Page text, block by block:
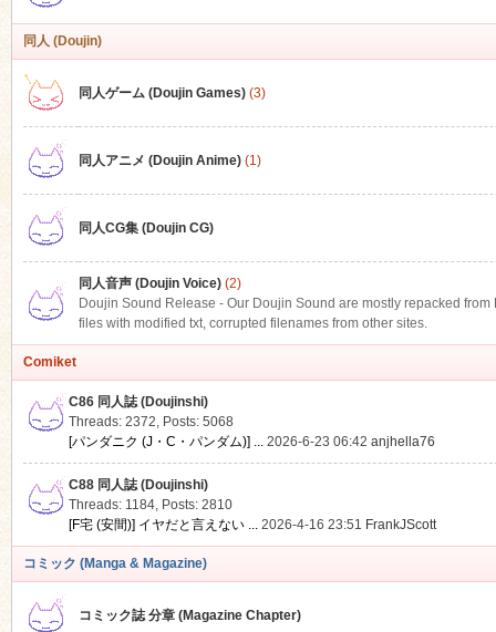
同人 (Doujin)
同人ゲーム (Doujin Games)(3)
同人アニメ (Doujin Anime)(1)
同人CG集 (Doujin CG)
同人音声 (Doujin Voice)(2)
Doujin Sound Release - Our Doujin Sound are mostly repacked
files with modified txt, corrupted filenames from other sites.
Comiket
C86 同人誌 (Doujinshi)
Threads: 2372, Posts: 5068
[パンダニク (J・C・パンダム)] ... 2026-6-23 06:42 anjhella76
C88 同人誌 (Doujinshi)
Threads: 1184, Posts: 2810
[F宅 (安間)] イヤだと言えない ... 2026-4-16 23:51 FrankJScott
コミック (Manga & Magazine)
コミック誌 分章 (Magazine Chapter)